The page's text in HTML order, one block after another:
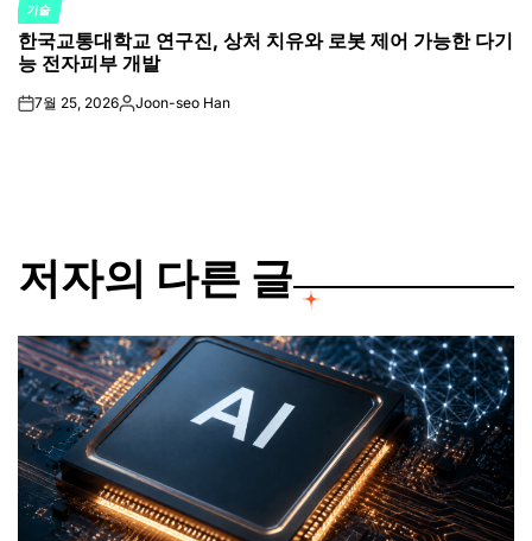
POSTED
IN
기술
한국교통대학교 연구진, 상처 치유와 로봇 제어 가능한 다기
능 전자피부 개발
on7월 25, 2026Posted
Joon-seo Han
저자의 다른 글